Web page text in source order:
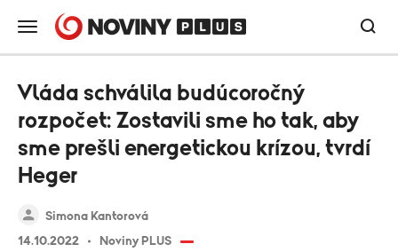
Simona Kantorová
14.10.2022
Noviny PLUS
Vláda schválila budúcoročný
rozpočet: Zostavili sme ho tak, aby
sme prešli energetickou krízou, tvrdí
Heger